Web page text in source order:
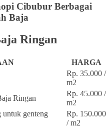
Cibubur Berbagai
Baja
Ringan
HARGA
Rp. 35.000 /
m2
Ringan
Rp. 45.000 /
m2
untuk genteng
Rp. 150.000
/ m2